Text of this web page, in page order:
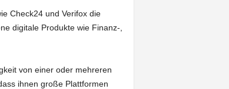
Check24 und Verifox die
digitale Produkte wie Finanz-,
von einer oder mehreren
ihnen große Plattformen